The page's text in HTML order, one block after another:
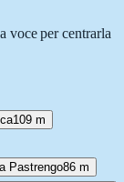
voce per centrarla
109 m
Pastrengo86 m